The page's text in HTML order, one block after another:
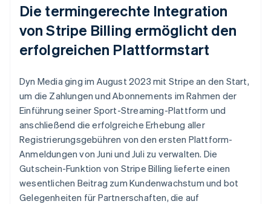
Die termingerechte Integration
von Stripe Billing ermöglicht den
erfolgreichen Plattformstart
Dyn Media ging im August 2023 mit Stripe an den Start,
um die Zahlungen und Abonnements im Rahmen der
Einführung seiner Sport-Streaming-Plattform und
anschließend die erfolgreiche Erhebung aller
Registrierungsgebühren von den ersten Plattform-
Anmeldungen von Juni und Juli zu verwalten. Die
Gutschein-Funktion von Stripe Billing lieferte einen
wesentlichen Beitrag zum Kundenwachstum und bot
Gelegenheiten für Partnerschaften, die auf